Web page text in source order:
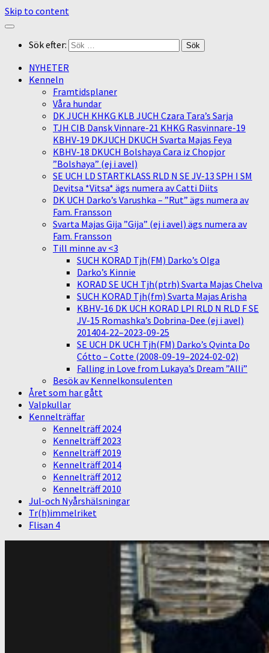
Skip to content
Sök efter:
NYHETER
Kenneln
Framtidsplaner
Våra hundar
DK JUCH KHKG KLB JUCH Czara Tara’s Sarja
TJH CIB Dansk Vinnare-21 KHKG Rasvinnare-19
KBHV-19 DKJUCH DKUCH Svarta Majas Feya
KBHV-18 DKUCH Bolshaya Cara iz Chopjor
”Bolshaya” (ej i avel)
SE UCH LD STARTKLASS RLD N SE JV-13 SPH I SM
Devitsa *Vitsa* ägs numera av Catti Diits
DK UCH Darko’s Varushka – ”Rut” ägs numera av
Fam. Fransson
Svarta Majas Gija ”Gija” (ej i avel) ägs numera av
Fam. Fransson
Till minne av <3
SUCH KORAD Tjh(FM) Darko’s Olga
Darko’s Kinnie
KORAD SE UCH Tjh(ptrh) Svarta Majas Chelva
SUCH KORAD Tjh(fm) Svarta Majas Arisha
KBHV-16 DK UCH KORAD LPI RLD N RLD F SE
JV-15 Romashka’s Dobrina-Dee (ej i avel)
201404-22–2023-09-25
SE UCH DK UCH Tjh(FM) Darko’s Qvinta Do
Cótto – Cotte (2008-09-19–2024-02-02)
Falling in Love from Lukaya’s Dream ”Alli”
Besök av Kennelkonsulenten
Året som har gått
Valpkullar
Kennelträffar
Kennelträff 2024
Kennelträff 2023
Kennelträff 2019
Kennelträff 2014
Kennelträff 2012
Kennelträff 2010
Jul-och Nyårshälsningar
Tr(h)immelriket
Flisan 4